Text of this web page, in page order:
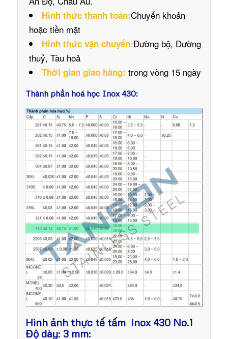
Hình thức thanh toán:Chuyển khoản
hoặc tiền mặt
Hình thức vận chuyển:Đường bộ, Đường
thuỷ, Tàu hoả
Thời gian giao hàng: trong vòng 15 ngày
Thành phần hoá học Inox 430:
Hình ảnh thực tế tấm inox 430 No.1
Độ dày: 3 mm: